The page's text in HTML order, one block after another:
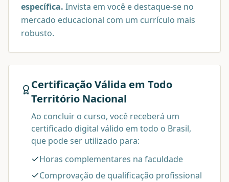
específica. Invista em você e destaque-se no
mercado educacional com um currículo mais
robusto.
Certificação Válida em Todo
Território Nacional
Ao concluir o curso, você receberá um
certificado digital válido em todo o Brasil,
que pode ser utilizado para:
Horas complementares na faculdade
Comprovação de qualificação profissional